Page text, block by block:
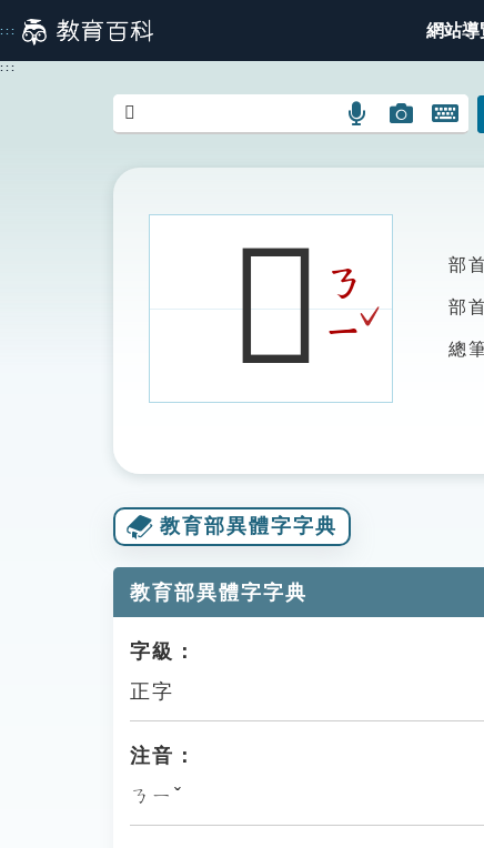
到
主
::: 網站導
:::
語
搜
圖
圖
搜
開
鍵
𢅟ㄋ
ㄧ
ˇ
部
部
總
教育部異體字字典
教育部異體字字典
字級：
正字
注音：
ㄋㄧˇ